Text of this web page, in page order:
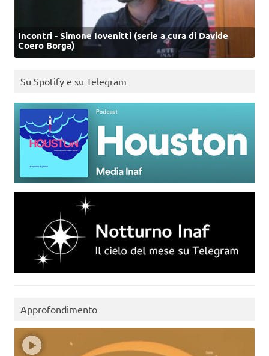
Incontri - Simone Iovenitti (serie a cura di Davide
Coero Borga)
Su Spotify e su Telegram
Approfondimento